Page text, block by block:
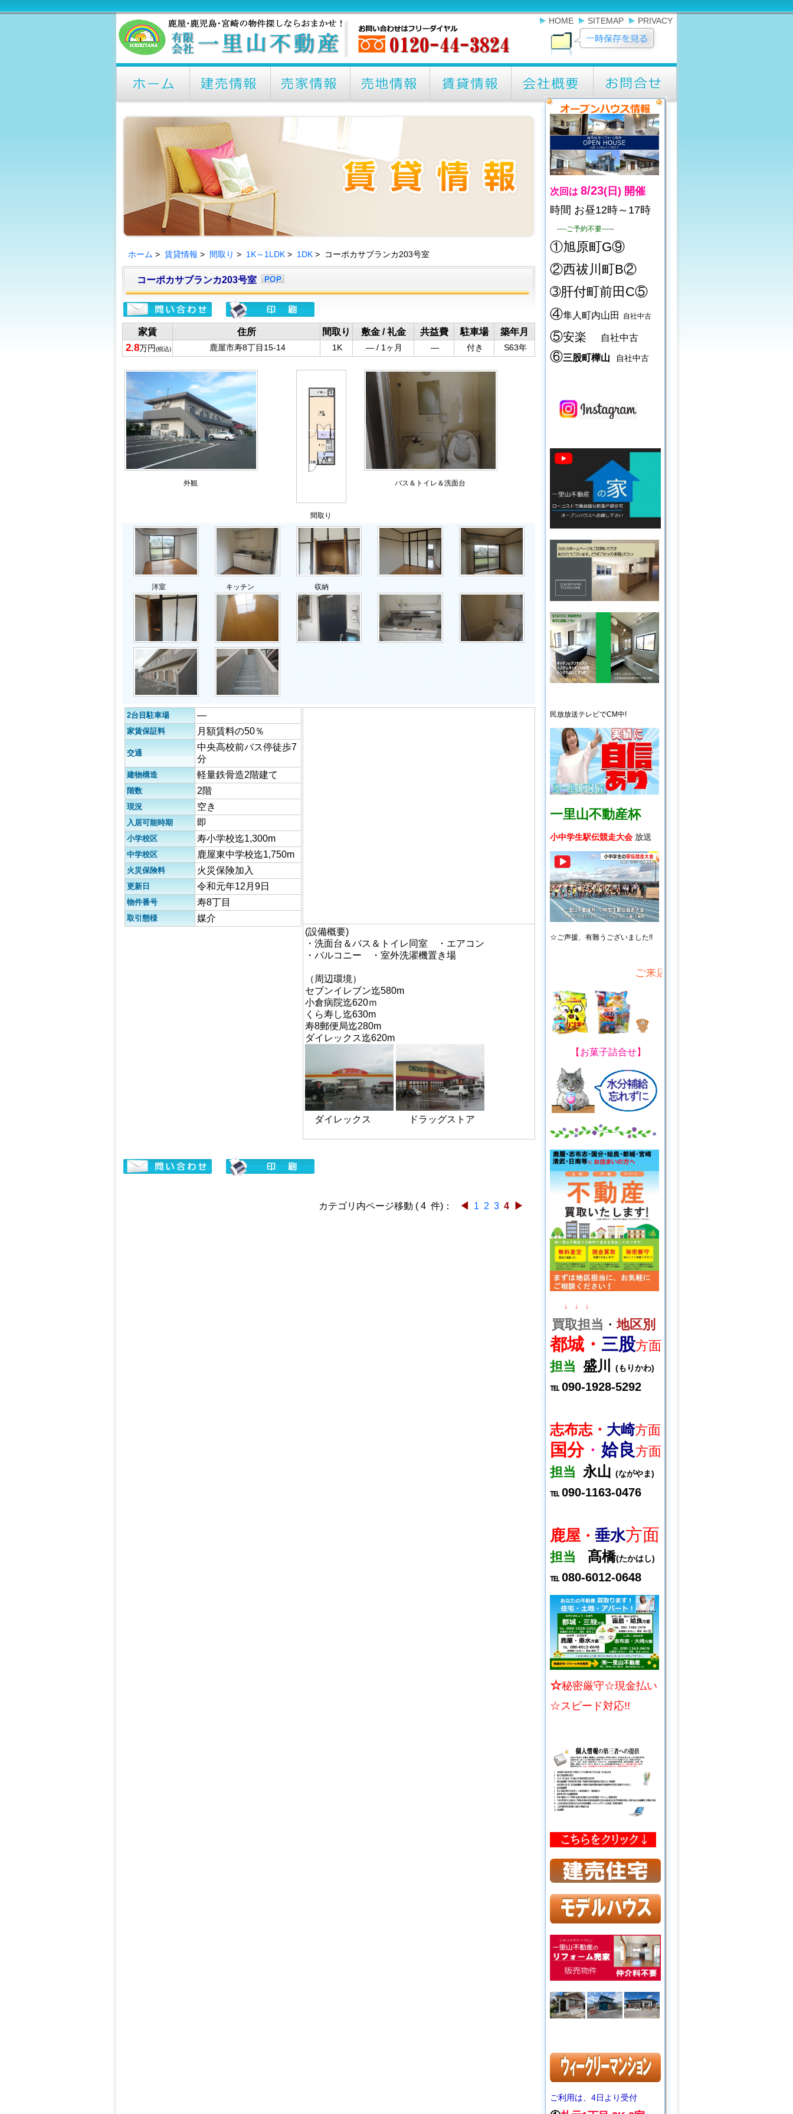
HOME SITEMAP PRIVACY
ホーム > 賃貸情報 > 間取り > 1K～1LDK > 1DK > コーポカサブランカ203号室
コーポカサブランカ203号室
家賃 住所 間取り 敷金 / 礼金 共益費 駐車場 築年月
2.8万円(税込) 鹿屋市寿8丁目15-14 1K ― / 1ヶ月 ― 付き S63年
外観
間取り
バス＆トイレ＆洗面台
洋室 キッチン 収納
2台目駐車場 ―
家賃保証料 月額賃料の50％
交通
中央高校前バス停徒歩7
分
建物構造 軽量鉄骨造2階建て
階数 2階
現況 空き
入居可能時期 即
小学校区 寿小学校迄1,300m
中学校区 鹿屋東中学校迄1,750m
火災保険料 火災保険加入
更新日 令和元年12月9日
物件番号 寿8丁目
取引態様
媒介
(設備概要)
・洗面台＆バス＆トイレ同室 ・エアコン
・バルコニー ・室外洗濯機置き場
（周辺環境）
セブンイレブン迄580m
小倉病院迄620ｍ
くら寿し迄630m
寿8郵便局迄280m
ダイレックス迄620m
ダイレックス ドラッグストア
カテゴリ内ページ移動 ( 4 件)： ◀ 1 2 3 4 ▶
次回は 8/23(日) 開催
時間 お昼12時～17時
----ご予約不要-----
①旭原町G⑨
②西祓川町B②
➂肝付町前田C⑤
④隼人町内山田 自社中古
⑤安楽 自社中古
⑥三股町樺山 自社中古
民放放送テレビでCM中!
一里山不動産杯
小中学生駅伝競走大会 放送
☆ご声援、 有難うございました!!
ご来店・ご来場プレゼント!
【 お菓子詰合せ】
↓ ↓ ↓
買取担当 ・地区別
都城・ 三股方面
担当 盛川 (もりかわ)
℡ 090-1928-5292
志布志・ 大崎方面
国分・ 姶良方面
担当 永山 (ながやま)
℡ 090-1163-0476
鹿屋 ・ 垂水方面
担当 髙橋(たかはし)
℡ 080-6012-0648
☆秘密厳守☆現金払い
☆スピード対応!!
ご利用は、4日より受付